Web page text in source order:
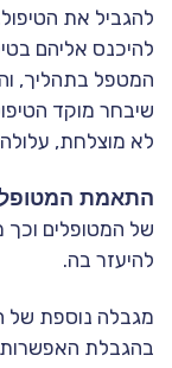
להגביל את
להיכנס אליהם
המטפל בתהליך,
שיבחר מוקד
לא מוצלחת, עלולה
התאמת
של המטופלים
להיעזר בה.
מגבלה נוספת של
בהגבלת האפשרות